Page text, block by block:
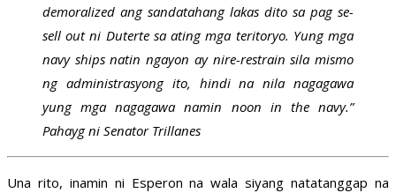
demoralized ang sandatahang lakas dito sa pag se-
sell out ni Duterte sa ating mga teritoryo. Yung mga
navy ships natin ngayon ay nire-restrain sila mismo
ng administrasyong ito, hindi na nila nagagawa
yung mga nagagawa namin noon in the navy.”
Pahayg ni Senator Trillanes
Una rito, inamin ni Esperon na wala siyang natatanggap na